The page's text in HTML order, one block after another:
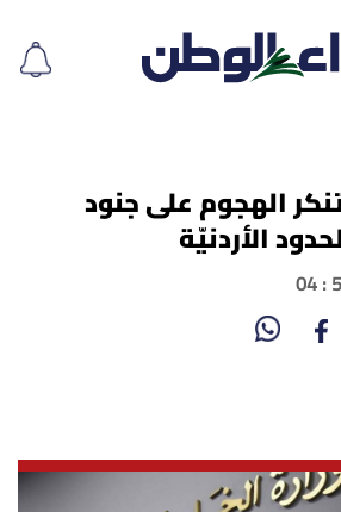
الهجوم على جنود
الأردنيّة